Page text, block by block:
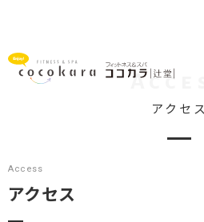
ジムエリア大
アクセス
Access
アクセス